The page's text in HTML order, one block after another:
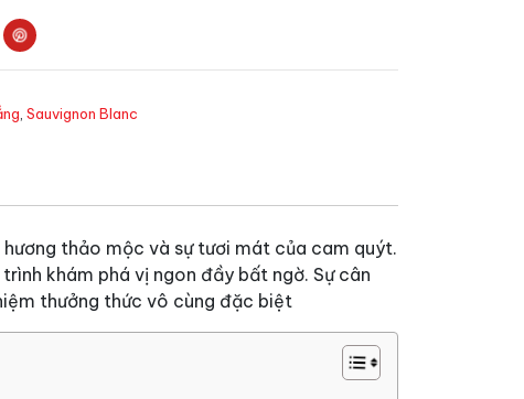
Sauvignon Blanc
thảo mộc và sự tươi mát của cam quýt.
khám phá vị ngon đầy bất ngờ. Sự cân
thưởng thức vô cùng đặc biệt